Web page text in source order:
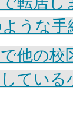
うな
他の
てい